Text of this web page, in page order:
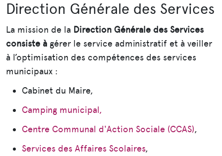
Direction Générale des Services
La mission de la Direction Générale des Services
consiste à gérer le service administratif et à veiller
à l’optimisation des compétences des services
municipaux :
Cabinet du Maire,
Camping municipal,
Centre Communal d'Action Sociale (CCAS),
Services des Affaires Scolaires,